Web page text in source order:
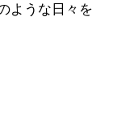
ような日々を